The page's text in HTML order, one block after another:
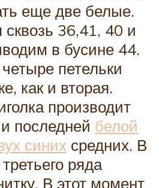
еще две белые.
36,41, 40 и
в бусине 44.
петельки
как и вторая.
производит
последней белой
синих средних. В
ряда
В этот момент